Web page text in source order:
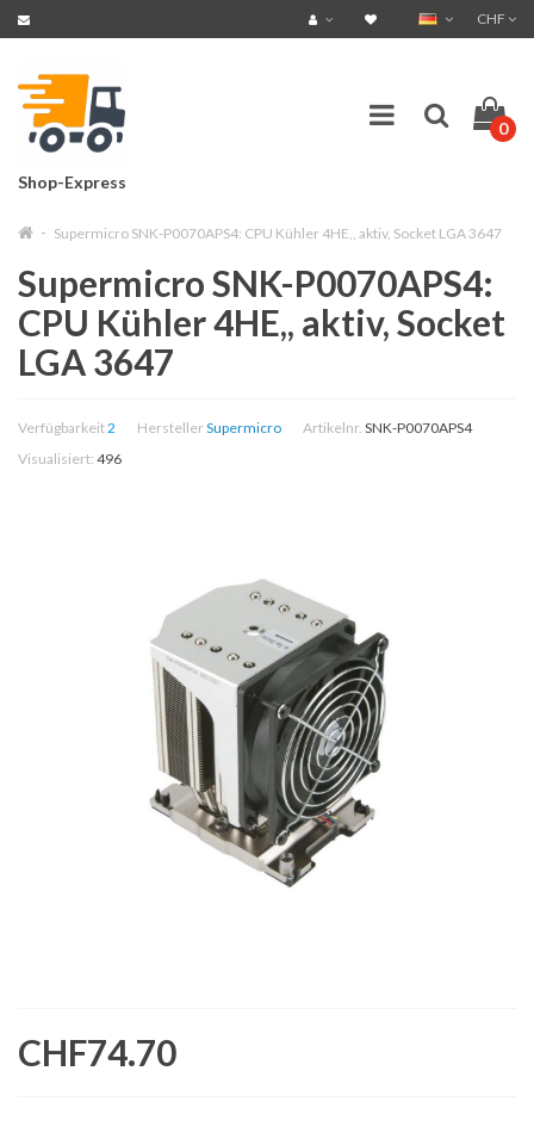
CHF
Shop-Express
0
Supermicro SNK-P0070APS4: CPU Kühler 4HE,, aktiv, Socket LGA 3647
Supermicro SNK-P0070APS4:
CPU Kühler 4HE,, aktiv, Socket
LGA 3647
Verfügbarkeit2 HerstellerSupermicro Artikelnr. SNK-P0070APS4
Visualisiert: 496
CHF74.70